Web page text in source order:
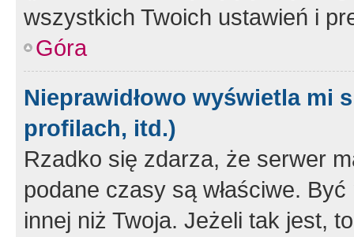
wszystkich Twoich ustawień i
Góra
Nieprawidłowo wyświetla mi
profilach, itd.)
Rzadko się zdarza, że serwer
podane czasy są właściwe.
innej niż Twoja. Jeżeli tak jest,